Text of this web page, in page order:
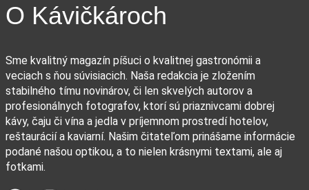
O Kávičkároch
Sme kvalitný magazín píšuci o kvalitnej gastronómii a
veciach s ňou súvisiacich. Naša redakcia je zložením
stabilného tímu novinárov, či len skvelých autorov a
profesionálnych fotografov, ktorí sú priaznivcami dobrej
kávy, čaju či vína a jedla v príjemnom prostredí hotelov,
reštaurácií a kaviarní. Našim čitateľom prinášame informácie
podané našou optikou, a to nielen krásnymi textami, ale aj
fotkami.